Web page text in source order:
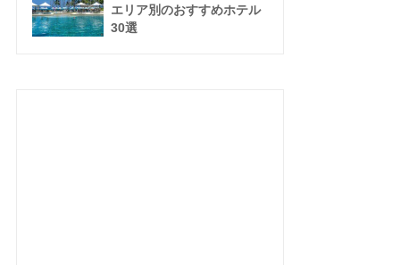
エリア別のおすすめホテル
30選